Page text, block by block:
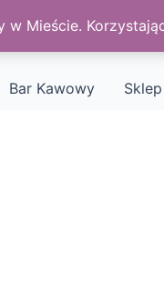
Mieście.
Bar Kawowy